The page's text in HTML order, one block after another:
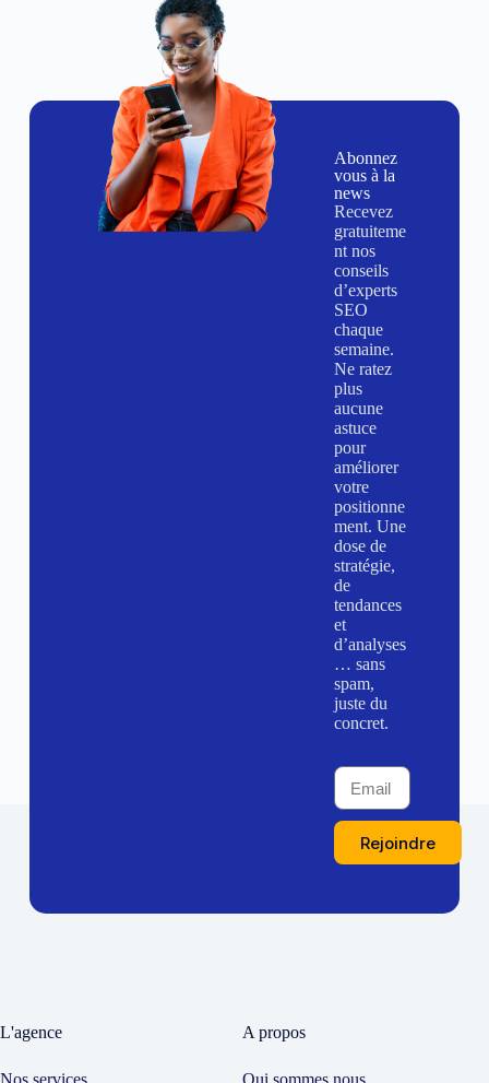
Abonnez
vous à la
news
Recevez
gratuiteme
nt nos
conseils
d’experts
SEO
chaque
semaine.
Ne ratez
plus
aucune
astuce
pour
améliorer
votre
positionne
ment. Une
dose de
stratégie,
de
tendances
et
d’analyses
… sans
spam,
juste du
concret.
Rejoindre
L'agence A propos